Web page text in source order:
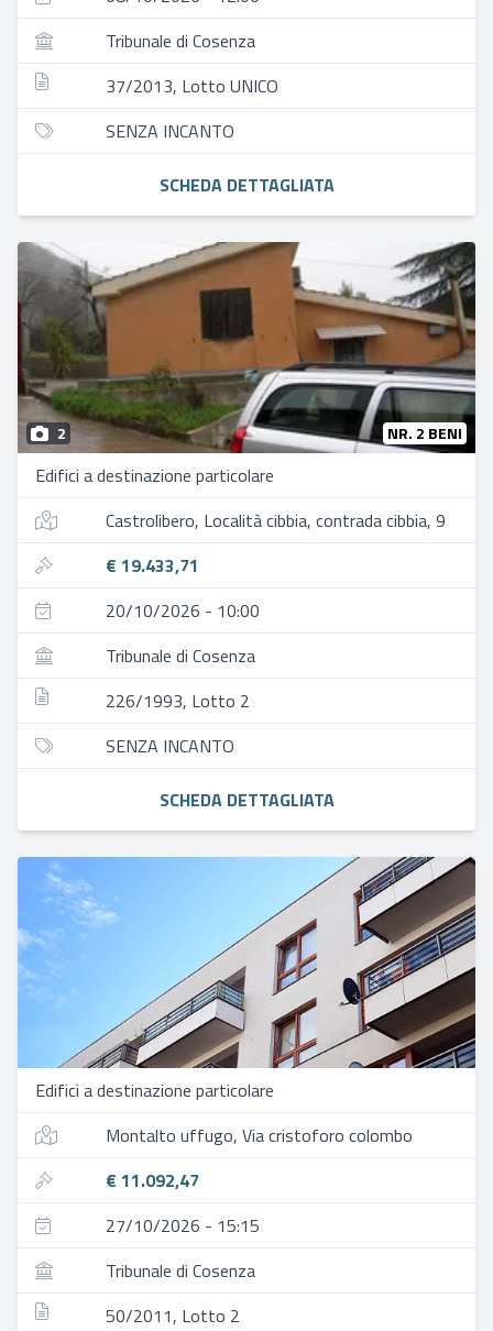
Tribunale di Cosenza
37/2013, Lotto UNICO
SENZA INCANTO
SCHEDA DETTAGLIATA
2 NR. 2 BENI
Edifici a destinazione particolare
Castrolibero, Località cibbia, contrada cibbia, 9
€ 19.433,71
20/10/2026 - 10:00
Tribunale di Cosenza
226/1993, Lotto 2
SENZA INCANTO
SCHEDA DETTAGLIATA
Edifici a destinazione particolare
Montalto uffugo, Via cristoforo colombo
€ 11.092,47
27/10/2026 - 15:15
Tribunale di Cosenza
50/2011, Lotto 2